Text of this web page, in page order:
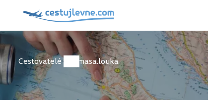
Cestovatelé masa.louka